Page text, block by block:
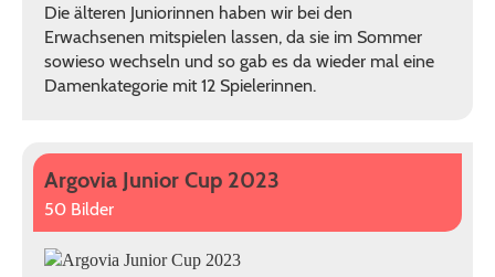
Die älteren Juniorinnen haben wir bei den
Erwachsenen mitspielen lassen, da sie im Sommer
sowieso wechseln und so gab es da wieder mal eine
Damenkategorie mit 12 Spielerinnen.
Argovia Junior Cup 2023
50 Bilder